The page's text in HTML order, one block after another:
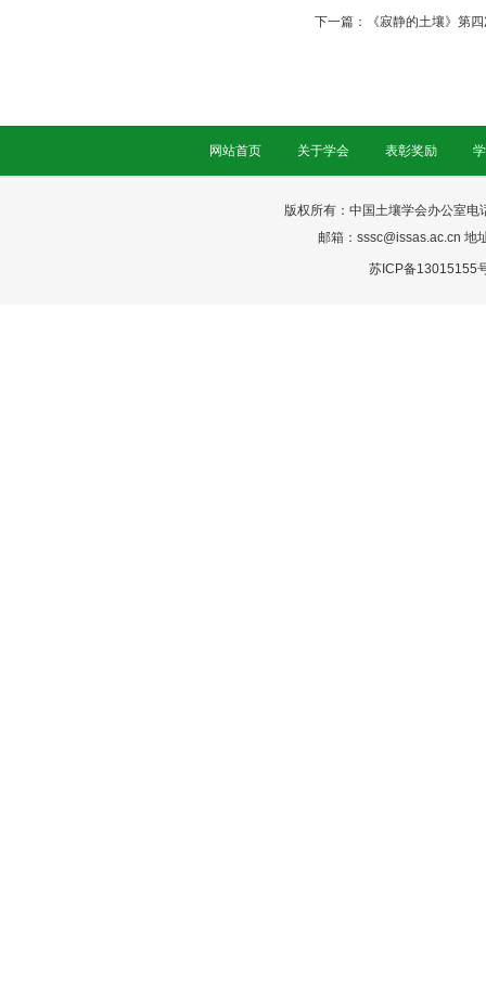
下一篇：
《寂静的土壤》第
网站首页 关于学会 表彰奖励
版权所有：中国土壤学会办公室
邮箱：sssc@issas.ac.cn 地
苏ICP备13015155